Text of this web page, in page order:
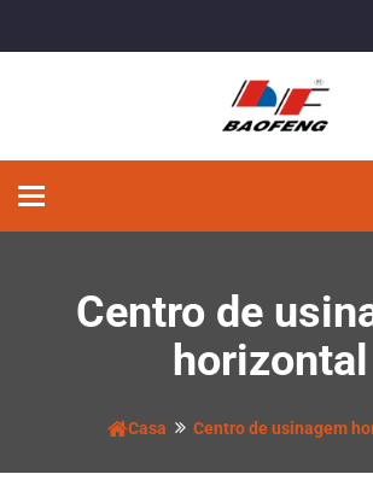
Alternar
Centro de
horizontal
Casa Centro de usinagem